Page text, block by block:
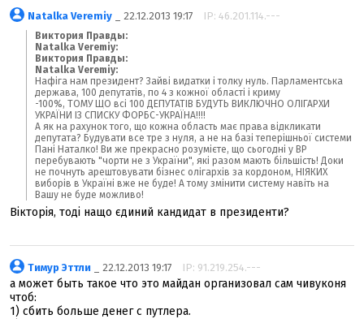
Natalka Veremiy _ 22.12.2013 19:17 IP: 46.201.114.---
Виктория Правды:
Natalka Veremiy:
Виктория Правды:
Natalka Veremiy:
Нафіга нам президент? Зайві видатки і толку нуль. Парламентська
держава, 100 депутатів, по 4 з кожної області і криму
-100%, ТОМУ ЩО всі 100 ДЕПУТАТІВ БУДУТЬ ВИКЛЮЧНО ОЛІГАРХИ
УКРАЇНИ ІЗ СПИСКУ ФОРБС-УКРАЇНА!!!!
А як на рахунок того, що кожна область має права відкликати
депутата? Будувати все тре з нуля, а не на базі теперішньої системи
Пані Наталко! Ви же прекрасно розумієте, що сьогодні у ВР
перебувають "чорти не з України", які разом мають більшість! Доки
не почнуть арештовувати бізнес олігархів за кордоном, НІЯКИХ
виборів в Україні вже не буде! А тому змінити систему навіть на
Вашу не буде можливо!
Вікторія, тоді нащо єдиний кандидат в президенти?
Тимур Эттли _ 22.12.2013 19:17 IP: 91.219.254.---
а может быть такое что это майдан организовал сам чивуконя
чтоб:
1) сбить больше денег с путлера.